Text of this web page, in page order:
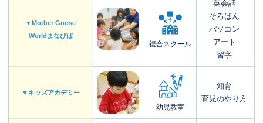
▼Mother Goose
Worldまなびば
複合スクール
英会話
そろばん
パソコン
アート
習字
▼キッズアカデミー
幼児教室
知育
育児のやり方